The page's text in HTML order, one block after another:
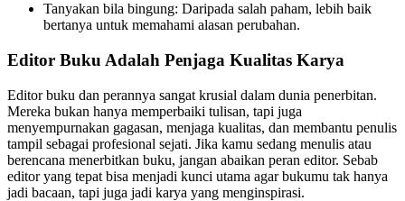
Tanyakan bila bingung: Daripada salah paham, lebih baik
bertanya untuk memahami alasan perubahan.
Editor Buku Adalah Penjaga Kualitas Karya
Editor buku dan perannya sangat krusial dalam dunia penerbitan.
Mereka bukan hanya memperbaiki tulisan, tapi juga
menyempurnakan gagasan, menjaga kualitas, dan membantu penulis
tampil sebagai profesional sejati. Jika kamu sedang menulis atau
berencana menerbitkan buku, jangan abaikan peran editor. Sebab
editor yang tepat bisa menjadi kunci utama agar bukumu tak hanya
jadi bacaan, tapi juga jadi karya yang menginspirasi.